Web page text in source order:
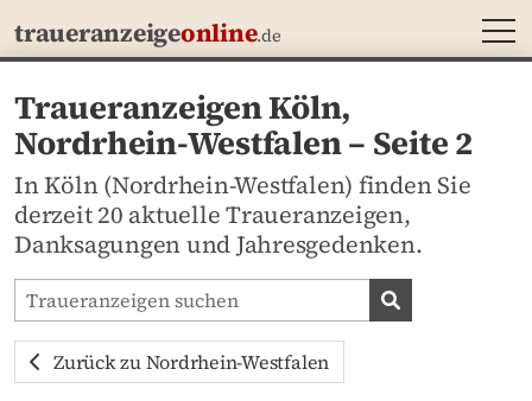
traueranzeigeonline.de
Traueranzeigen Köln,
Nordrhein-Westfalen – Seite 2
In Köln (Nordrhein-Westfalen) finden Sie
derzeit 20 aktuelle Traueranzeigen,
Danksagungen und Jahresgedenken.
Traueranzeigen-Portal durchsuchen
Zurück zu Nordrhein-Westfalen